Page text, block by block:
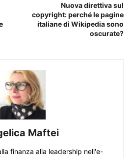
Nuova direttiva sul
copyright: perché le pagine
italiane di Wikipedia sono
oscurate?
Maftei
finanza alla leadership nell'e-